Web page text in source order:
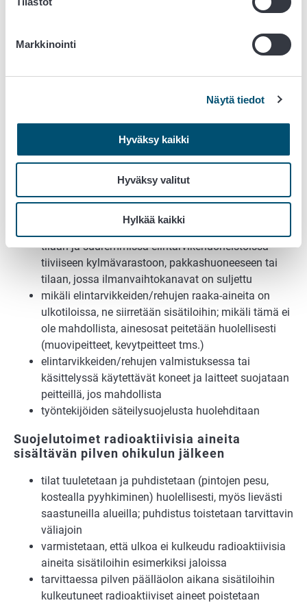
Markkinointi
Näytä tiedot
Hyväksy kaikki
Hyväksy valitut
Hylkää kaikki
vaihtolaitteen hiukkassuodatin, suodatinkangas,
lasivilla, vuorivilla…)
tuotteiden pakkaukset suojaavat laskeumalta varsin
hyvin, tarvittaessa lisäsuojaus peitteillä ulkopintojen
saastumisen estämiseksi
elintarvikkeet/rehut siirretään mahdollisuuksien
mukaan pienemmissä huoneis­toissa/laitoksissa
tilaan ja suuremmissa elintarvikehuoneistoissa
tiiviiseen kylmävarastoon, pakkashuoneeseen tai
tilaan, jossa ilmanvaihtokanavat on suljettu
mikäli elintarvikkeiden/rehujen raaka-aineita on
ulkotiloissa, ne siirretään sisätiloihin; mikäli tämä ei
ole mahdollista, ainesosat peitetään huolellisesti
(muovipeitteet, kevytpeitteet tms.)
elintarvikkeiden/rehujen valmistuksessa tai
käsittelyssä käytettävät koneet ja laitteet suojataan
peitteillä, jos mahdollista
työntekijöiden säteilysuojelusta huolehditaan
Suojelutoimet radioaktiivisia aineita
sisältävän pilven ohikulun jälkeen
tilat tuuletetaan ja puhdistetaan (pintojen pesu,
kostealla pyyhkiminen) huolellisesti, myös lievästi
saastuneilla alueilla; puhdistus toistetaan tarvittavin
väliajoin
varmistetaan, että ulkoa ei kulkeudu radioaktiivisia
aineita sisätiloihin esimerkiksi jaloissa
tarvittaessa pilven päälläolon aikana sisätiloihin
kulkeutuneet radioaktiiviset aineet poiste­taan